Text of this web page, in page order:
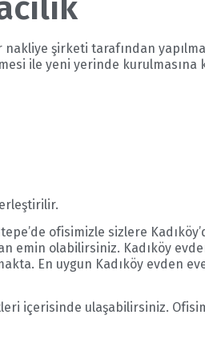
şirketi tarafından
ile yeni yerinde kurulmasına
ofisimizle sizlere
emin olabilirsiniz. Kadıköy
En uygun Kadıköy evden
içerisinde ulaşabilirsiniz.